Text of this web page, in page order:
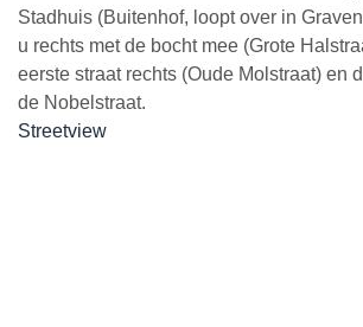
Stadhuis (Buitenhof, loopt over in
u rechts met de bocht mee (Grote
eerste straat rechts (Oude Molstraat) en
de Nobelstraat.
Streetview